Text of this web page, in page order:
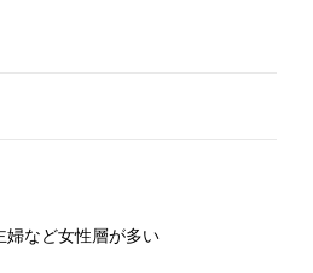
婦など女性層が多い